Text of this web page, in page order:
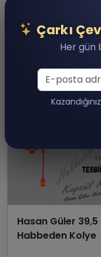
Sepete Ekle
Hasan Güler 39,5
Habbeden Kolye
Çarkı
Her gün